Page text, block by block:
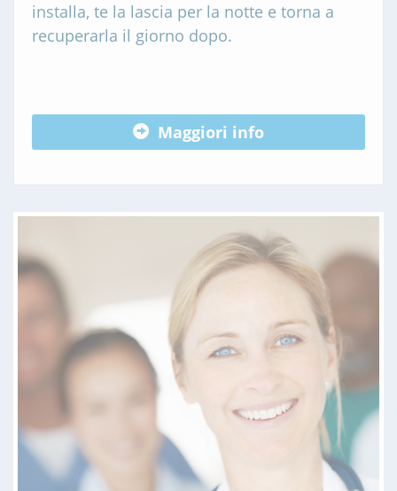
installa, te la lascia per la notte e torna a
recuperarla il giorno dopo.
Maggiori info